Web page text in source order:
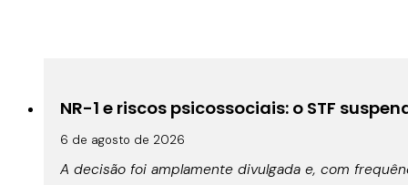
NR-1 e riscos psicossociais: o STF
6 de agosto de 2026
A decisão foi amplamente divulgada e, com